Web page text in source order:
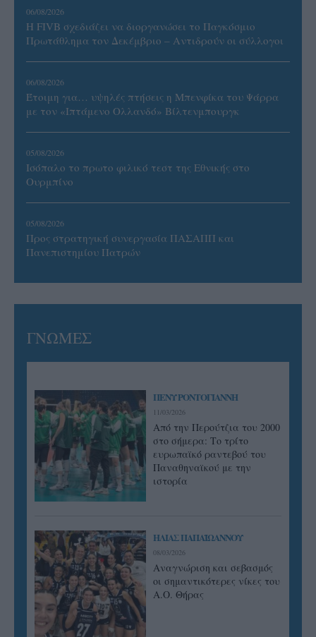
06/08/2026
Η FIVB σχεδιάζει να διοργανώσει το Παγκόσμιο
Πρωτάθλημα τον Δεκέμβριο – Αντιδρούν οι σύλλογοι
06/08/2026
Έτοιμη για… υψηλές πτήσεις η Μπενφίκα του Ψάρρα
με τον «Ιπτάμενο Ολλανδό» Βίλτενμπουργκ
05/08/2026
Ισόπαλο το πρωτο φιλικό τεστ της Εθνικής στο
Ουρμπίνο
05/08/2026
Προς στρατηγική συνεργασία ΠΑΣΑΠΠ και
Πανεπιστημίου Πατρών
ΓΝΩΜΕΣ
ΠΕΝΥ ΡΟΝΤΟΓΙΑΝΝΗ
11/03/2026
Από την Περούτζια του 2000
στο σήμερα: Tο τρίτο
ευρωπαϊκό ραντεβού του
Παναθηναϊκού με την
ιστορία
ΗΛΙΑΣ ΠΑΠΑΪΩΑΝΝΟΥ
08/03/2026
Αναγνώριση και σεβασμός
οι σημαντικότερες νίκες του
Α.Ο. Θήρας